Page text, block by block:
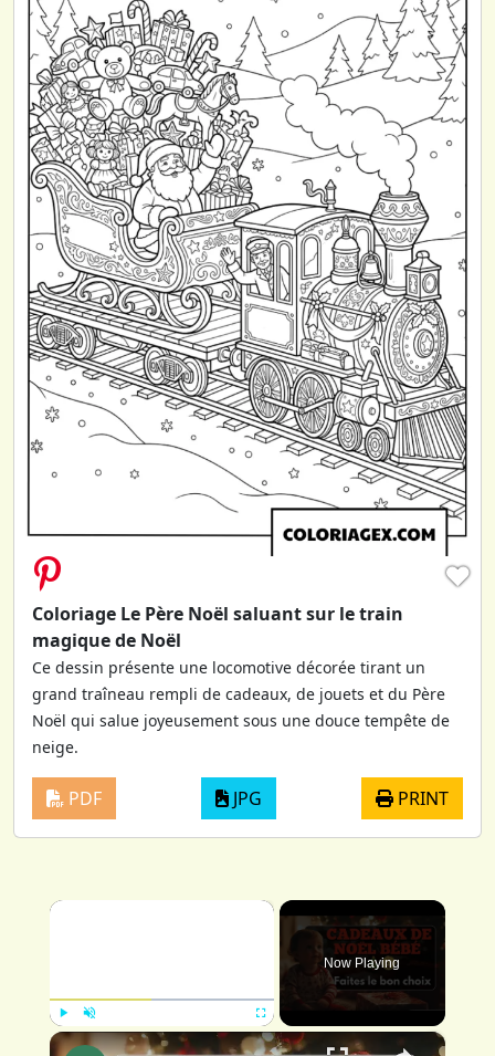
♥
Coloriage Le Père Noël saluant sur le train
magique de Noël
Ce dessin présente une locomotive décorée tirant un
grand traîneau rempli de cadeaux, de jouets et du Père
Noël qui salue joyeusement sous une douce tempête de
neige.
PDF JPG PRINT
×
Play Unmute Fullscreen
Now Playing
×